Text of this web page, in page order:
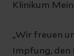
Klinikum
„Wir freuen
Impfung,